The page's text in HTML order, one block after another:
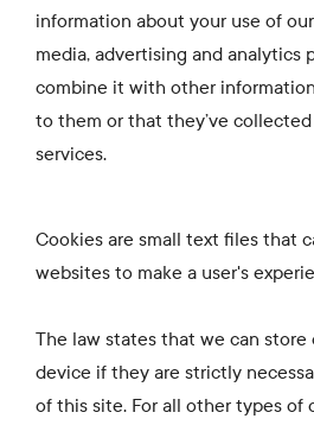
information about your use of
media, advertising and analytics
combine it with other
to them or that they’ve
services.
Cookies are small text files that
websites to make a user's
The law states that we can store
device if they are strictly
of this site. For all other types of